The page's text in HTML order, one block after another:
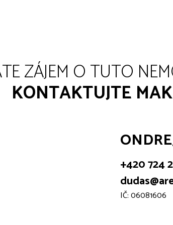
ZÁJEM O TUTO
KONTAKTUJTE
+420 724
IČ: 06081606